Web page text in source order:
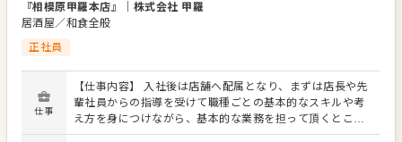
『相模原甲羅本店』
株式会社 甲羅
居酒屋／和食全般
正社員
仕事
【仕事内容】 入社後は店舗へ配属となり、まずは店長や先
輩社員からの指導を受けて職種ごとの基本的なスキルや考
え方を身につけながら、基本的な業務を担って頂くところ
からはじまります。 その後は、自力で担える業務範囲を広